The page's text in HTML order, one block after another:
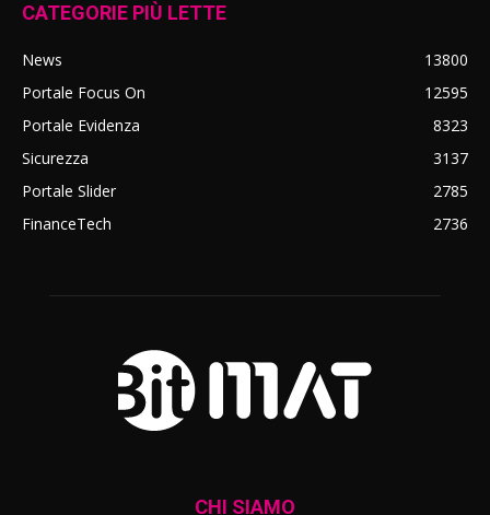
CATEGORIE PIÙ LETTE
News
13800
Portale Focus On
12595
Portale Evidenza
8323
Sicurezza
3137
Portale Slider
2785
FinanceTech
2736
CHI SIAMO